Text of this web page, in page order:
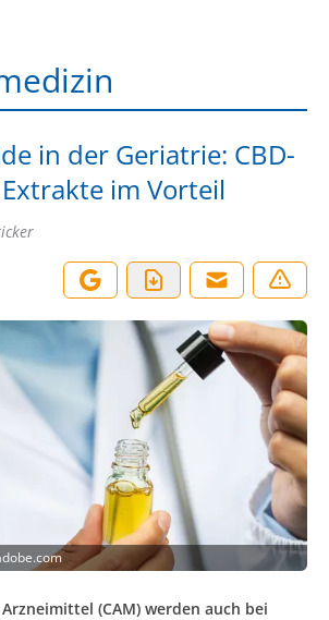
in der Geriatrie: CBD-
im Vorteil
(CAM) werden auch bei